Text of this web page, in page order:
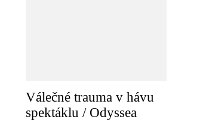
Válečné trauma v hávu
spektáklu / Odyssea